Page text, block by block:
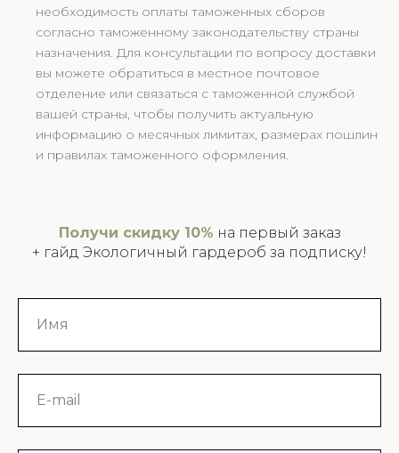
необходимость оплаты таможенных сборов
согласно таможенному законодательству страны
назначения. Для консультации по вопросу доставки
вы можете обратиться в местное почтовое
отделение или связаться с таможенной службой
вашей страны, чтобы получить актуальную
информацию о месячных лимитах, размерах пошлин
и правилах таможенного оформления.
Получи скидку 10% на первый заказ
+ гайд Экологичный гардероб за подписку!